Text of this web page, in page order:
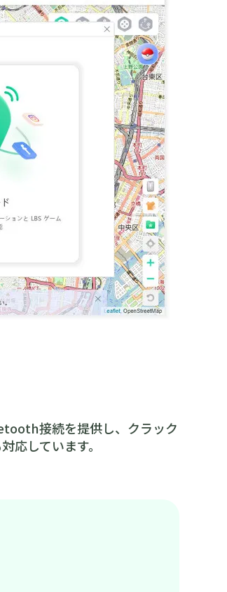
接続を提供し、クラック
応しています。